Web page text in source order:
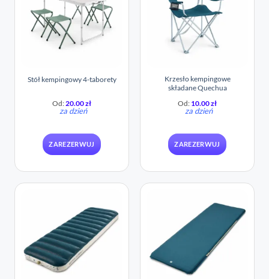
Stół kempingowy 4-taborety
Od:20.00zł
za dzień
ZAREZERWUJ
Krzesło kempingowe
składane Quechua
Od: 10.00zł
za dzień
ZAREZERWUJ